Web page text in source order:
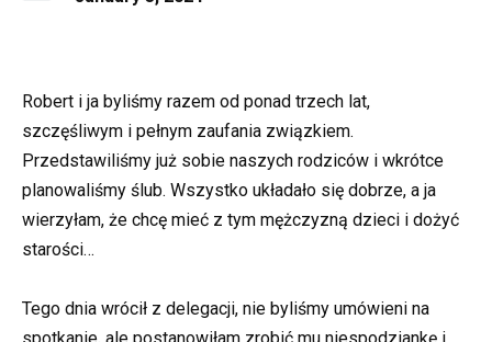
Robert i ja byliśmy razem od ponad trzech lat,
szczęśliwym i pełnym zaufania związkiem.
Przedstawiliśmy już sobie naszych rodziców i wkrótce
planowaliśmy ślub. Wszystko układało się dobrze, a ja
wierzyłam, że chcę mieć z tym mężczyzną dzieci i dożyć
starości…
Tego dnia wrócił z delegacji, nie byliśmy umówieni na